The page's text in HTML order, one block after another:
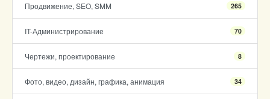
Продвижение, SEO, SMM 265
IT-Администрирование 70
Чертежи, проектирование 8
Фото, видео, дизайн, графика, анимация 34